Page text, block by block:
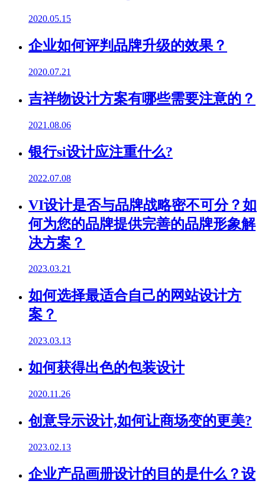
2020.05.15
企业如何评判品牌升级的效果？
2020.07.21
吉祥物设计方案有哪些需要注意的？
2021.08.06
银行si设计应注重什么?
2022.07.08
VI设计是否与品牌战略密不可分？如
何为您的品牌提供完善的品牌形象解
决方案？
2023.03.21
如何选择最适合自己的网站设计方
案？
2023.03.13
如何获得出色的包装设计
2020.11.26
创意导示设计,如何让商场变的更美?
2023.02.13
企业产品画册设计的目的是什么？设